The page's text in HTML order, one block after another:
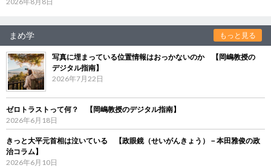
まめ学 もっと見る
写真に埋まっている位置情報はおっかないのか 【岡嶋教授の
デジタル指南】
2026年7月22日
ゼロトラストって何？ 【岡嶋教授のデジタル指南】
2026年6月18日
きっと大平元首相は泣いている 【政眼鏡（せいがんきょう）－本田雅俊の政
治コラム】
2026年6月10日